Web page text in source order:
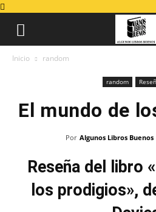
Inicio random
random
El mundo de
Por Algunos Libros Buenos
Reseña del libro
los prodigios»,